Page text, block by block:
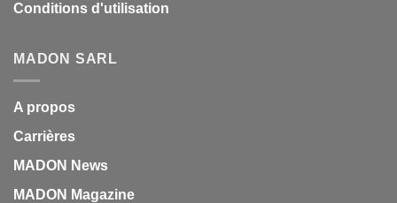
Conditions d'utilisation
MADON SARL
A propos
Carrières
MADON News
MADON Magazine